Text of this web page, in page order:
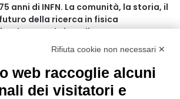
75 anni di INFN. La comunità, la storia, il
futuro della ricerca in fisica
in Italia
iridato è azzurro
19 ore fa
Rifiuta cookie non necessari ✕
web raccoglie alcuni
dei visitatori e